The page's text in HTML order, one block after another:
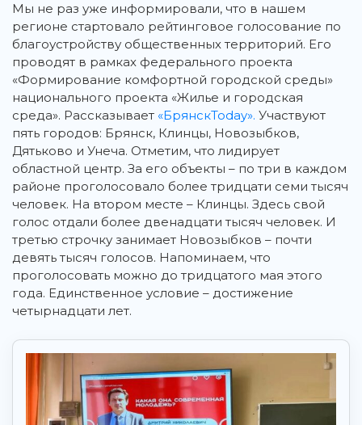
Мы не раз уже информировали, что в нашем
регионе стартовало рейтинговое голосование по
благоустройству общественных территорий. Его
проводят в рамках федерального проекта
«Формирование комфортной городской среды»
национального проекта «Жилье и городская
среда». Рассказывает «БрянскToday». Участвуют
пять городов: Брянск, Клинцы, Новозыбков,
Дятьково и Унеча. Отметим, что лидирует
областной центр. За его объекты – по три в каждом
районе проголосовало более тридцати семи тысяч
человек. На втором месте – Клинцы. Здесь свой
голос отдали более двенадцати тысяч человек. И
третью строчку занимает Новозыбков – почти
девять тысяч голосов. Напоминаем, что
проголосовать можно до тридцатого мая этого
года. Единственное условие – достижение
четырнадцати лет.